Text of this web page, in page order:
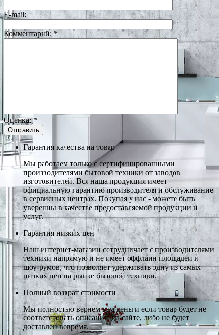
E-mail:
Комментарий:*
Оценка:*
Гарантия качества на товар
Мы работаем только с сертифицированными
производителями бытовой техники от заводов
изготовителей. Вся наша продукция имеет
официальную гарантию производителя и обслуживание
в сервисных центрах. Покупая у нас - можете быть
уверенны в качестве предоставляемой продукции и
услуг.
Гарантия низких цен
Наш интернет-магазин сотрудничает с производителями
техники напрямую и не имеет оффлайн площадей и
шоу-румов, что позволяет удерживать одну из самых
низких цен на рынке бытовой техники.
Полный возврат стоимости
Мы полностью вернем вам деньги если товар будет не
соответстовать описанию на сайте, либо не будет
доставлен вовремя.